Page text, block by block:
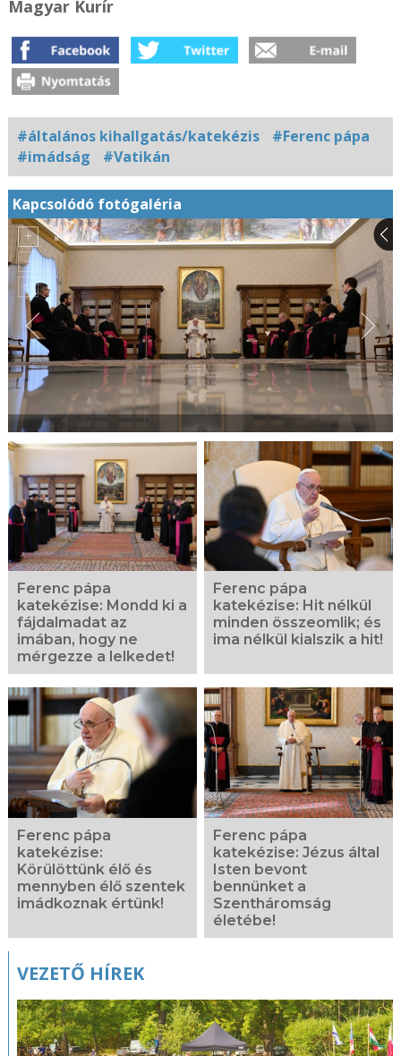
Magyar Kurír
#általános kihallgatás/katekézis
#Ferenc pápa
#imádság
#Vatikán
Kapcsolódó fotógaléria
Ferenc pápa
katekézise: Mondd ki a
fájdalmadat az
imában, hogy ne
mérgezze a lelkedet!
Ferenc pápa
katekézise: Hit nélkül
minden összeomlik; és
ima nélkül kialszik a hit!
Ferenc pápa
katekézise:
Körülöttünk élő és
mennyben élő szentek
imádkoznak értünk!
Ferenc pápa
katekézise: Jézus által
Isten bevont
bennünket a
Szentháromság
életébe!
VEZETŐ HÍREK